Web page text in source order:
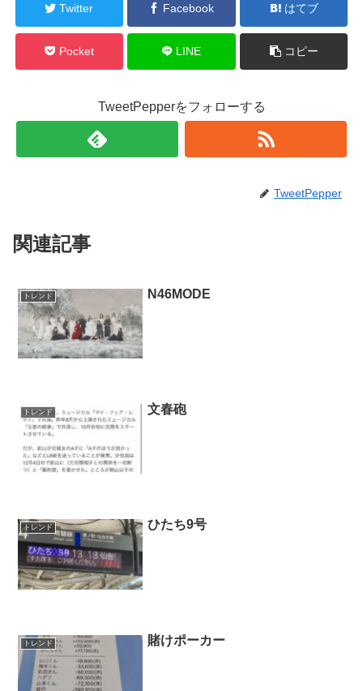
Twitter Facebook はてブ
Pocket LINE コピー
TweetPepperをフォローする
TweetPepper
関連記事
トレンド N46MODE
トレンド 文春砲
トレンド ひたち9号
トレンド 賭けポーカー